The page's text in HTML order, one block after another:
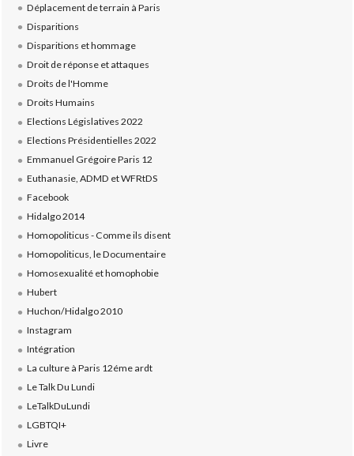
Déplacement de terrain à Paris
Disparitions
Disparitions et hommage
Droit de réponse et attaques
Droits de l'Homme
Droits Humains
Elections Législatives 2022
Elections Présidentielles 2022
Emmanuel Grégoire Paris 12
Euthanasie, ADMD et WFRtDS
Facebook
Hidalgo 2014
Homopoliticus - Comme ils disent
Homopoliticus, le Documentaire
Homosexualité et homophobie
Hubert
Huchon/Hidalgo 2010
Instagram
Intégration
La culture à Paris 12éme ardt
Le Talk Du Lundi
LeTalkDuLundi
LGBTQI+
Livre